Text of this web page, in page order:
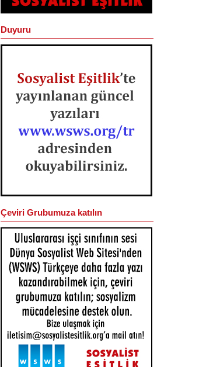
Duyuru
Çeviri Grubumuza katılın